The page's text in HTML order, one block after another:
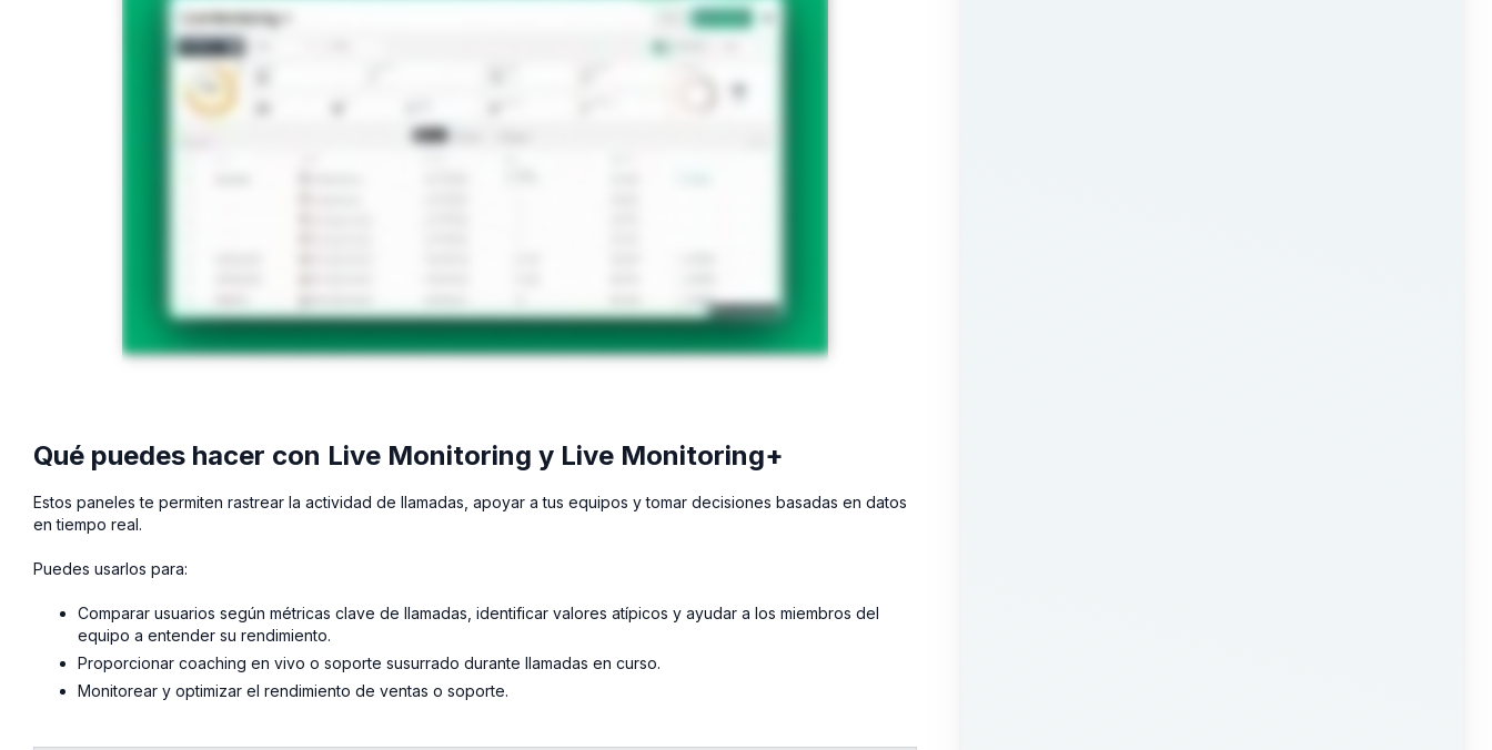
Qué puedes hacer con Live Monitoring y Live Monitoring+
Estos paneles te permiten rastrear la actividad de llamadas, apoyar a tus equipos y tomar decisiones basadas en datos
en tiempo real.
Puedes usarlos para:
Comparar usuarios según métricas clave de llamadas, identificar valores atípicos y ayudar a los miembros del
equipo a entender su rendimiento.
Proporcionar coaching en vivo o soporte susurrado durante llamadas en curso.
Monitorear y optimizar el rendimiento de ventas o soporte.